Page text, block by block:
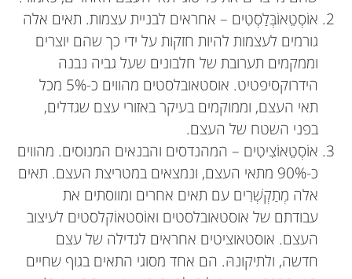
אוֹסְטֵאוֹבְּלַסְטִים – אחראים לבניית עצמות. תאים אלה
גורמים לעצמות להיות חזקות על ידי כך שהם יוצרים
וממקמים תערובת של חלבונים שעל גביה נבנה
הידרוקסיפטיט. אוסטאובלסטים מהווים כ-5% מכל
תאי העצם, וממוקמים בעיקר באזורי עצם שגדלים,
בפני השטח של העצם.
אוֹסְטֵאוֹצִיטִים – המהנדסים והבנאים המנוסים. מהווים
כ-90% מתאי העצם, ונמצאים במטריצת העצם. תאים
אלה מְתַקְשְׁרִים עם תאים אחרים ומווסתים את
עבודתם של אוסטאובלסטים ואוֹסטאוֹקלסטים לעיצוב
העצם. אוסטאוציטים אחראים לגדילה של עצם
חדשה, ולתיקונהּ. הם אחד מסוגי התאים בגוף שחיים